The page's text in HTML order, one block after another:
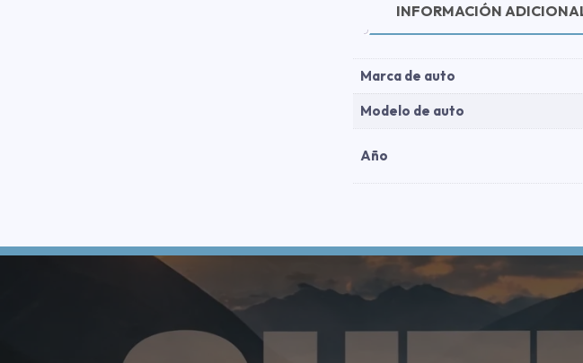
INFORMACIÓN
Marca de auto
Modelo de auto
Año